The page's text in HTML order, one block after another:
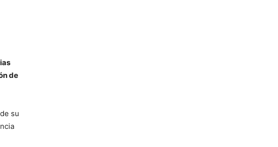
de
de su